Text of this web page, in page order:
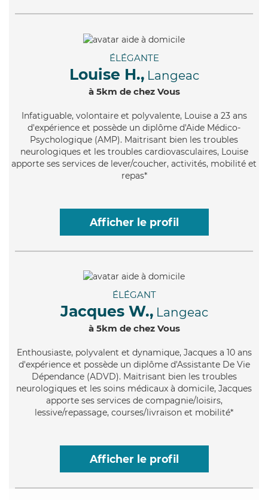
ÉLÉGANTE
Louise H., Langeac
à 5km de chez Vous
Infatiguable, volontaire et polyvalente, Louise a 23 ans
d'expérience et possède un diplôme d'Aide Médico-
Psychologique (AMP). Maitrisant bien les troubles
neurologiques et les troubles cardiovasculaires, Louise
apporte ses services de lever/coucher, activités, mobilité et
repas*
Afficher le profil
ÉLÉGANT
Jacques W., Langeac
à 5km de chez Vous
Enthousiaste, polyvalent et dynamique, Jacques a 10 ans
d'expérience et possède un diplôme d'Assistante De Vie
Dépendance (ADVD). Maitrisant bien les troubles
neurologiques et les soins médicaux à domicile, Jacques
apporte ses services de compagnie/loisirs,
lessive/repassage, courses/livraison et mobilité*
Afficher le profil